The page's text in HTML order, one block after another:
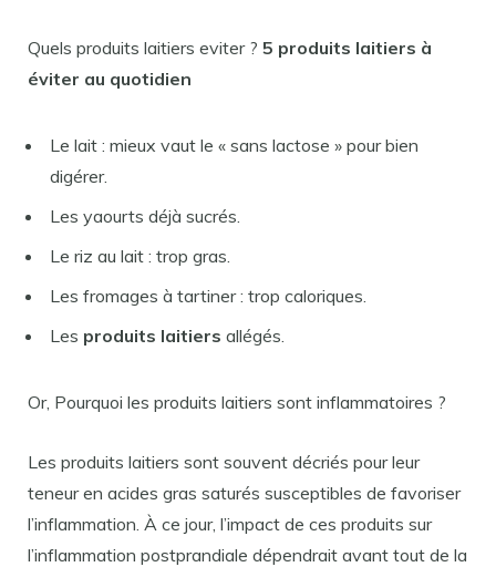
Quels produits laitiers eviter ? 5 produits laitiers à
éviter au quotidien
Le lait : mieux vaut le « sans lactose » pour bien
digérer.
Les yaourts déjà sucrés.
Le riz au lait : trop gras.
Les fromages à tartiner : trop caloriques.
Les produits laitiers allégés.
Or, Pourquoi les produits laitiers sont inflammatoires ?
Les produits laitiers sont souvent décriés pour leur
teneur en acides gras saturés susceptibles de favoriser
l’inflammation. À ce jour, l’impact de ces produits sur
l’inflammation postprandiale dépendrait avant tout de la